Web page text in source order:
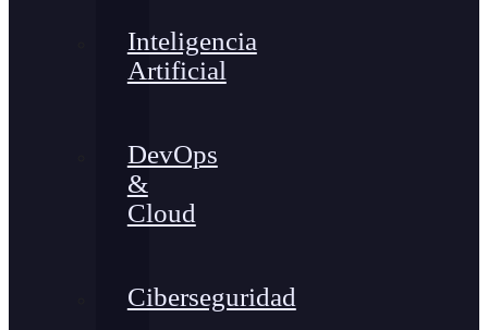
Inteligencia
Artificial
DevOps
&
Cloud
Ciberseguridad